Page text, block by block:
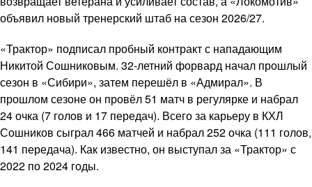
объявил новый тренерский штаб на сезон 2026/27.
«Трактор» подписал пробный контракт с нападающим
Никитой Сошниковым. 32-летний форвард начал прошлый
сезон в «Сибири», затем перешёл в «Адмирал». В
прошлом сезоне он провёл 51 матч в регулярке и набрал
24 очка (7 голов и 17 передач). Всего за карьеру в КХЛ
Сошников сыграл 466 матчей и набрал 252 очка (111 голов,
141 передача). Как известно, он выступал за «Трактор» с
2022 по 2024 годы.